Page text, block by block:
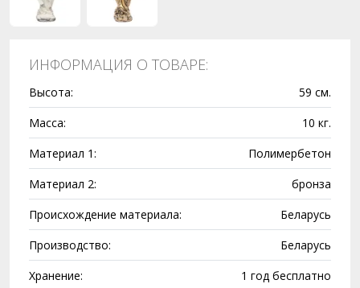
ИНФОРМАЦИЯ О ТОВАРЕ:
Высота:
59 см.
Масса:
10 кг.
Материал 1:
Полимербетон
Материал 2:
бронза
Происхождение материала:
Беларусь
Производство:
Беларусь
Хранение:
1 год бесплатно